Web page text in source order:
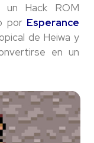
un Hack ROM
por Esperance
de Heiwa y
en un